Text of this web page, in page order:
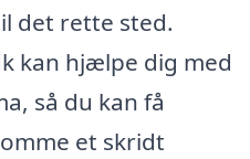
det rette sted.
kan hjælpe dig med
så du kan få
et skridt